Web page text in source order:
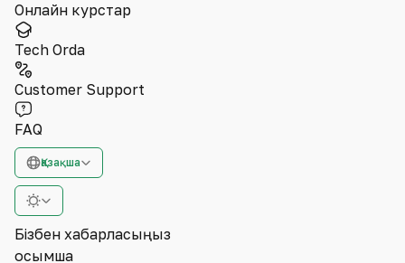
Онлайн курстар
Tech Orda
Customer Support
FAQ
Қазақша
Бізбен хабарласыңыз
Қосымша